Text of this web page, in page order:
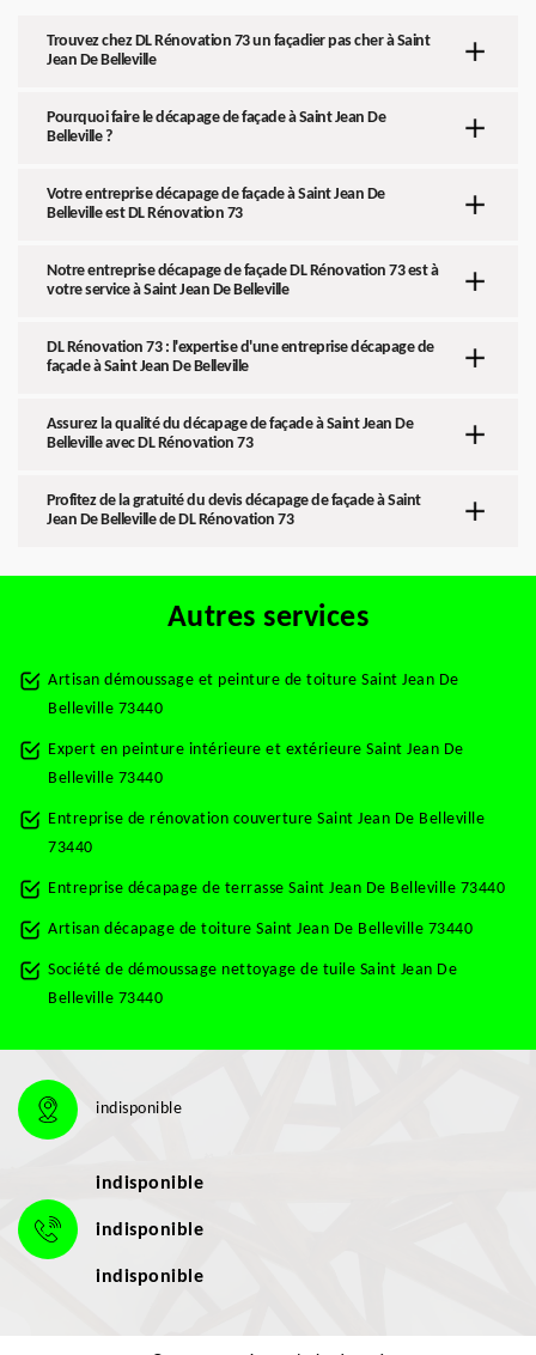
Trouvez chez DL Rénovation 73 un façadier pas cher à Saint
Jean De Belleville
Pourquoi faire le décapage de façade à Saint Jean De
Belleville ?
Votre entreprise décapage de façade à Saint Jean De
Belleville est DL Rénovation 73
Notre entreprise décapage de façade DL Rénovation 73 est à
votre service à Saint Jean De Belleville
DL Rénovation 73 : l'expertise d'une entreprise décapage de
façade à Saint Jean De Belleville
Assurez la qualité du décapage de façade à Saint Jean De
Belleville avec DL Rénovation 73
Profitez de la gratuité du devis décapage de façade à Saint
Jean De Belleville de DL Rénovation 73
Autres services
Artisan démoussage et peinture de toiture Saint Jean De
Belleville 73440
Expert en peinture intérieure et extérieure Saint Jean De
Belleville 73440
Entreprise de rénovation couverture Saint Jean De Belleville
73440
Entreprise décapage de terrasse Saint Jean De Belleville 73440
Artisan décapage de toiture Saint Jean De Belleville 73440
Société de démoussage nettoyage de tuile Saint Jean De
Belleville 73440
indisponible
indisponible
indisponible
indisponible